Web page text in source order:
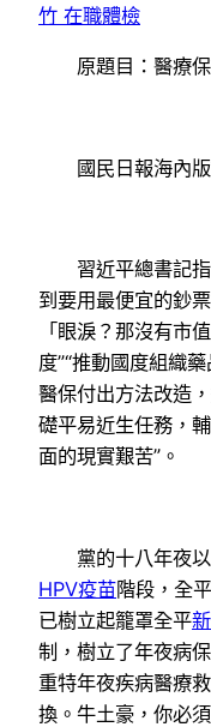
竹 在職體檢
原題目：醫療保
國民日報海內版
習近平總書記指
到要用最便宜的鈔
「眼淚？那沒有市
度”“推動國度組織
醫保付出方法改造
礎平易近生任務，
面的現實艱苦”。
黨的十八年夜以
HPV疫苗階段，全
已樹立起籠罩全平
制，樹立了年夜病
重特年夜疾病醫療
換。牛土豪，你必